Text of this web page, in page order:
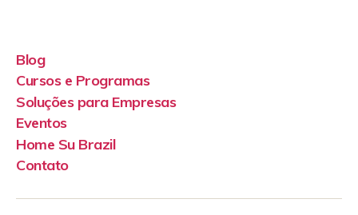
Blog
Cursos e Programas
Soluções para Empresas
Eventos
Home Su Brazil
Contato